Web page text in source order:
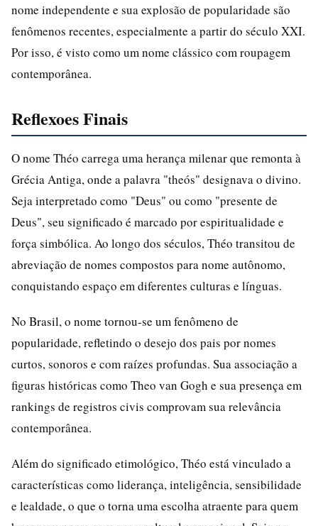
nome independente e sua explosão de popularidade são
fenômenos recentes, especialmente a partir do século XXI.
Por isso, é visto como um nome clássico com roupagem
contemporânea.
Reflexoes Finais
O nome Théo carrega uma herança milenar que remonta à
Grécia Antiga, onde a palavra "theós" designava o divino.
Seja interpretado como "Deus" ou como "presente de
Deus", seu significado é marcado por espiritualidade e
força simbólica. Ao longo dos séculos, Théo transitou de
abreviação de nomes compostos para nome autônomo,
conquistando espaço em diferentes culturas e línguas.
No Brasil, o nome tornou-se um fenômeno de
popularidade, refletindo o desejo dos pais por nomes
curtos, sonoros e com raízes profundas. Sua associação a
figuras históricas como Theo van Gogh e sua presença em
rankings de registros civis comprovam sua relevância
contemporânea.
Além do significado etimológico, Théo está vinculado a
características como liderança, inteligência, sensibilidade
e lealdade, o que o torna uma escolha atraente para quem